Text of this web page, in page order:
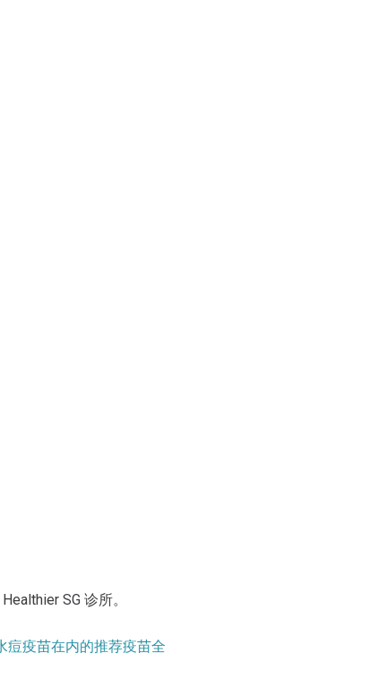
SG 诊所。
痘疫苗在内的推荐疫苗全